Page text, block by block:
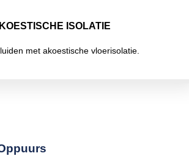
ISOLATIE
met akoestische vloerisolatie.